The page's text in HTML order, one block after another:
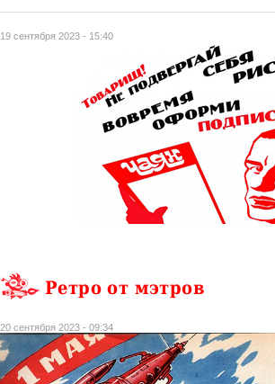
19 сентября 2023 - 15:40
Ретро от мэтров
20 сентября 2023 - 09:34